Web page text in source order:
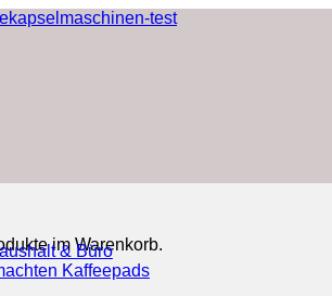
im Warenkorb.
& Büro
Kaffeepads